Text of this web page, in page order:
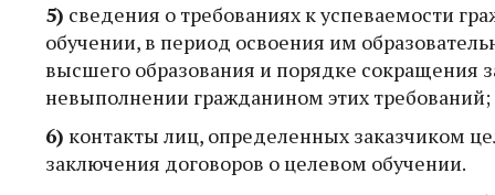
5) сведения о требованиях к успеваемости
обучении, в период освоения им
высшего образования и порядке сокращения
невыполнении гражданином этих требований;
6) контакты лиц, определенных заказчиком
заключения договоров о целевом обучении.